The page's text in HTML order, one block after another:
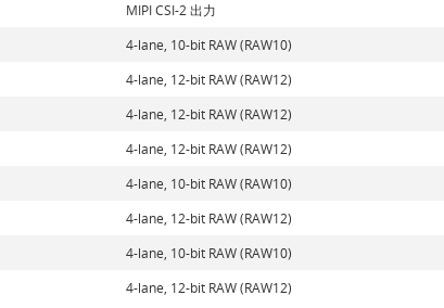
MIPI CSI-2 出力
4-lane, 10-bit RAW (RAW10)
4-lane, 12-bit RAW (RAW12)
4-lane, 12-bit RAW (RAW12)
4-lane, 12-bit RAW (RAW12)
4-lane, 10-bit RAW (RAW10)
4-lane, 12-bit RAW (RAW12)
4-lane, 10-bit RAW (RAW10)
4-lane, 12-bit RAW (RAW12)